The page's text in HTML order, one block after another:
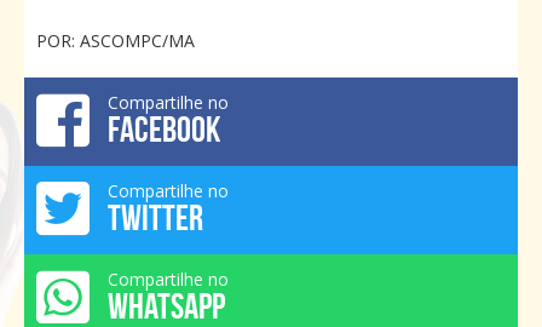
POR: ASCOMPC/MA
Compartilhe no
FACEBOOK
Compartilhe no
TWITTER
Compartilhe no
WHATSAPP